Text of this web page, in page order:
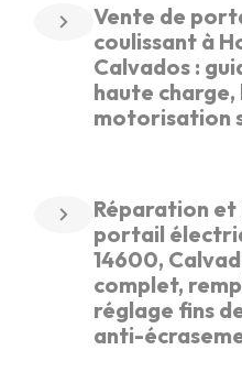
Vente de
coulissant à
Calvados :
haute
motorisation
Réparation
portail
14600,
complet,
réglage fins
anti-